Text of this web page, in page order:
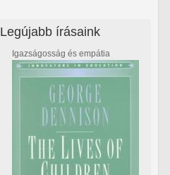
Legújabb írásaink
Igazságosság és empátia